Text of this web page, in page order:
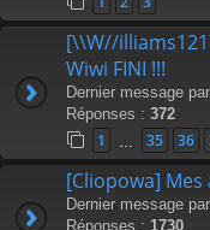
[\\W//
Wiwi FINI !!!
Dernier message par
Réponses : 372
1 35 36
[Cliopowa] Mes
Dernier message par
Réponses : 1730